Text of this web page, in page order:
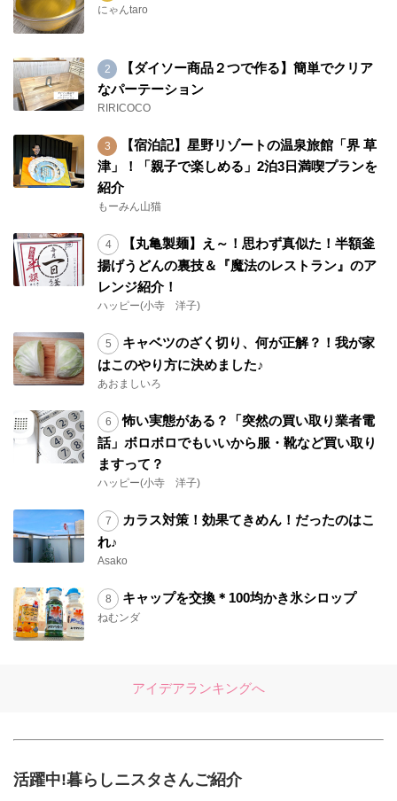
にゃんtaro
【ダイソー商品２つで作る】簡単でクリア
なパーテーション
RIRICOCO
【宿泊記】星野リゾートの温泉旅館「界 草
津」！「親子で楽しめる」2泊3日満喫プランを
紹介
もーみん山猫
【丸亀製麺】え～！思わず真似た！半額釜
揚げうどんの裏技＆『魔法のレストラン』のア
レンジ紹介！
ハッピー(小寺 洋子)
キャベツのざく切り、何が正解？！我が家
はこのやり方に決めました♪
あおましいろ
怖い実態がある？「突然の買い取り業者電
話」ボロボロでもいいから服・靴など買い取り
ますって？
ハッピー(小寺 洋子)
カラス対策！効果てきめん！だったのはこ
れ♪
Asako
キャップを交換＊100均かき氷シロップ
ねむンダ
アイデアランキングへ
活躍中!暮らしニスタさんご紹介